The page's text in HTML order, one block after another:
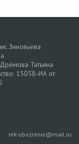
Зиновьева
Татьяна
15058-ИА от
rek-obozrenie@mail.ru